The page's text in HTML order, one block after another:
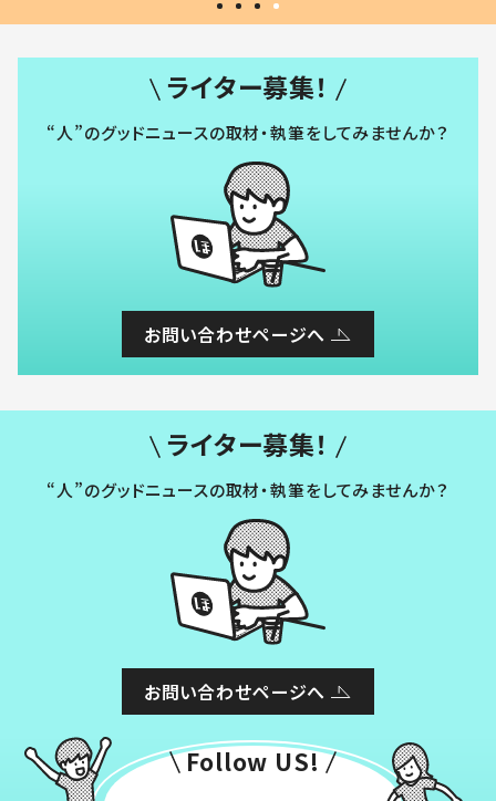
ライター募集！
“人”のグッドニュースの取材・執筆をしてみませんか？
お問い合わせページへ
ライター募集！
“人”のグッドニュースの取材・執筆をしてみませんか？
お問い合わせページへ
Follow US!